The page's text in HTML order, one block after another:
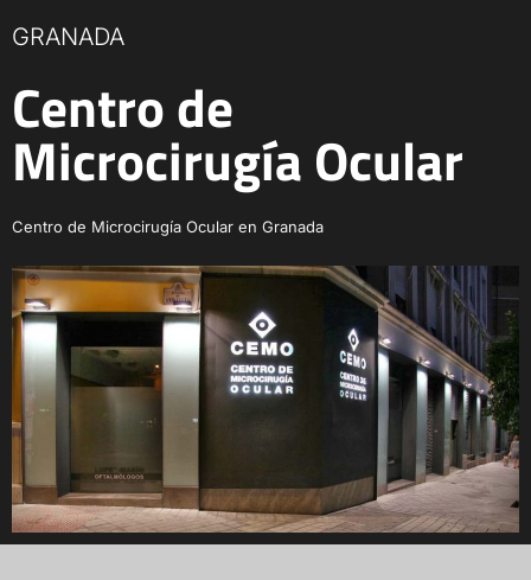
GRANADA
Centro de
Microcirugía Ocular
Centro de Microcirugía Ocular en Granada